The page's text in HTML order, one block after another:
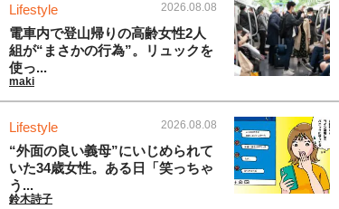
Lifestyle 2026.08.08
電車内で登山帰りの高齢女性2人
組が“まさかの行為”。リュックを
使っ...
maki
Lifestyle 2026.08.08
“外面の良い義母”にいじめられて
いた34歳女性。ある日「笑っちゃ
う...
鈴木詩子